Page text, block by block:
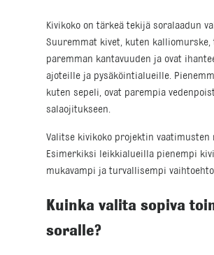
Kivikoko on tärkeä tekijä soralaadun
Suuremmat kivet, kuten kalliomurske,
paremman kantavuuden ja ovat
ajoteille ja pysäköintialueille.
kuten sepeli, ovat parempia
salaojitukseen.
Valitse kivikoko projektin vaatimusten
Esimerkiksi leikkialueilla pienempi
mukavampi ja turvallisempi
Kuinka valita sopiva
soralle?